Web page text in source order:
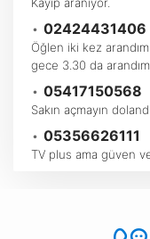
• 02424431406
Öğlen iki kez
gece 3.30 da
• 05417150568
Sakın açmayın
• 05356626111
TV plus ama güven